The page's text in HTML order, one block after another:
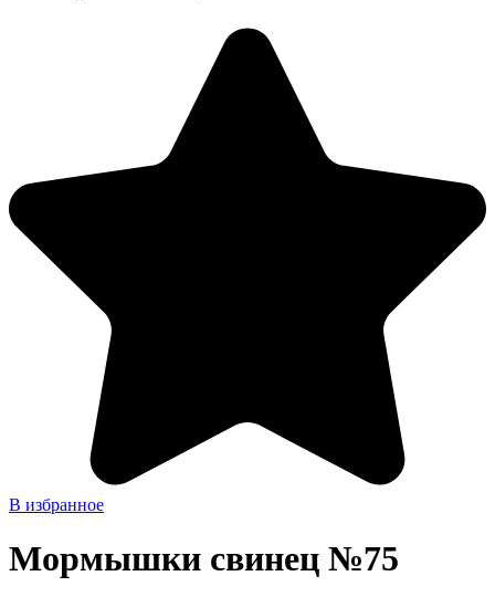
В избранное
Мормышки свинец №75